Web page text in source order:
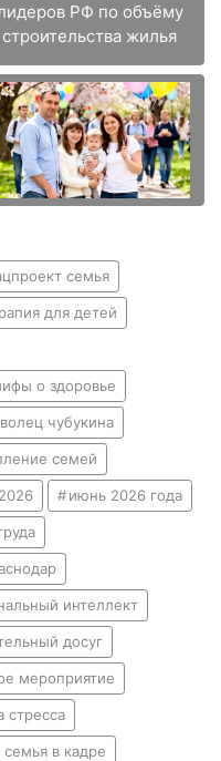
РФ по объёму
строительства жилья
семья
для детей
о здоровье
чубукина
семей
июнь 2026 года
интеллект
досуг
мероприятие
стресса
семья в кадре